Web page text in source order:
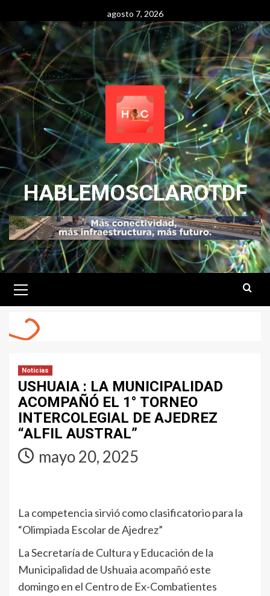
content
agosto 7, 2026
HABLEMOSCLAROTDF
Menu
Noticias
USHUAIA : LA MUNICIPALIDAD
ACOMPAÑÓ EL 1° TORNEO
INTERCOLEGIAL DE AJEDREZ
“ALFIL AUSTRAL”
mayo 20, 2025
La competencia sirvió como clasificatorio para la
“Olimpiada Escolar de Ajedrez”
La Secretaría de Cultura y Educación de la
Municipalidad de Ushuaia acompañó este
domingo en el Centro de Ex-Combatientes